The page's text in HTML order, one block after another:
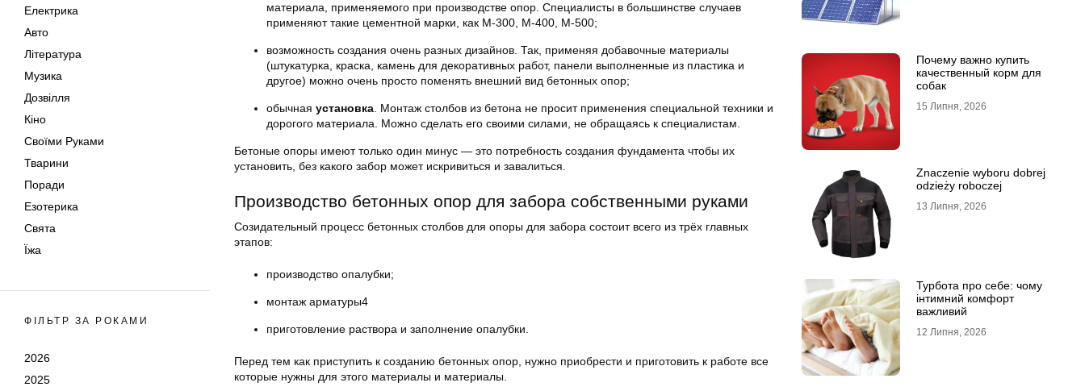
Електрика
Авто
Література
Музика
Дозвілля
Кіно
Своїми Руками
Тварини
Поради
Езотерика
Свята
Їжа
ФІЛЬТР ЗА РОКАМИ
2026
2025
материала, применяемого при производстве опор. Специалисты в большинстве случаев
применяют такие цементной марки, как М-300, М-400, М-500;
возможность создания очень разных дизайнов. Так, применяя добавочные материалы
(штукатурка, краска, камень для декоративных работ, панели выполненные из пластика и
другое) можно очень просто поменять внешний вид бетонных опор;
обычная установка. Монтаж столбов из бетона не просит применения специальной техники и
дорогого материала. Можно сделать его своими силами, не обращаясь к специалистам.
Бетоные опоры имеют только один минус — это потребность создания фундамента чтобы их
установить, без какого забор может искривиться и завалиться.
Производство бетонных опор для забора собственными руками
Созидательный процесс бетонных столбов для опоры для забора состоит всего из трёх главных
этапов:
производство опалубки;
монтаж арматуры4
приготовление раствора и заполнение опалубки.
Перед тем как приступить к созданию бетонных опор, нужно приобрести и приготовить к работе все
которые нужны для этого материалы и материалы.
Почему важно купить
качественный корм для
собак
15 Липня, 2026
Znaczenie wyboru dobrej
odzieży roboczej
13 Липня, 2026
Турбота про себе: чому
інтимний комфорт
важливий
12 Липня, 2026